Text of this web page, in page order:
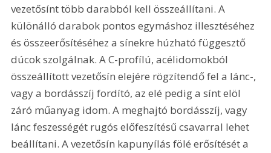
vezetősínt több darabból kell összeállítani. A
különálló darabok pontos egymáshoz illesztéséhez
és összeerősítéséhez a sínekre húzható függesztő
dúcok szolgálnak. A C-profílú, acélidomokból
összeállított vezetősín elejére rögzítendő fel a lánc-,
vagy a bordásszíj fordító, az elé pedig a sínt elöl
záró műanyag idom. A meghajtó bordásszíj, vagy
lánc feszességét rugós előfeszítésű csavarral lehet
beállítani. A vezetősín kapunyílás fölé erősítését a